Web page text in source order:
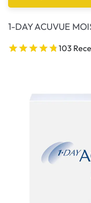
1-DAY ACUVUE
103